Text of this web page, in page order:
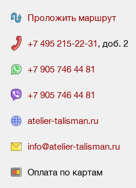
Проложить маршрут
+7 495 215-22-31, доб. 2
+7 905 746 44 81
+7 905 746 44 81
atelier-talisman.ru
info@atelier-talisman.ru
Оплата по картам